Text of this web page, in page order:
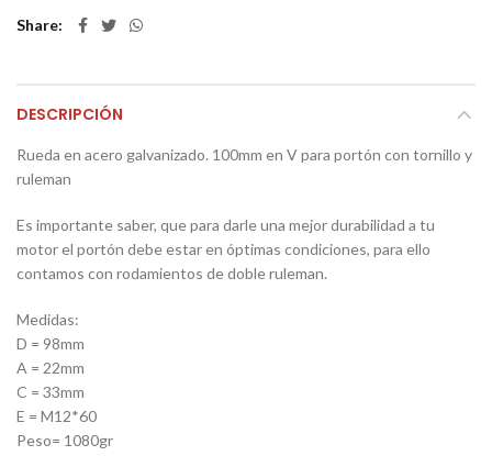
Share
DESCRIPCIÓN
Rueda en acero galvanizado. 100mm en V para portón con tornillo y
ruleman
Es importante saber, que para darle una mejor durabilidad a tu
motor el portón debe estar en óptimas condiciones, para ello
contamos con rodamientos de doble ruleman.
Medidas:
D = 98mm
A = 22mm
C = 33mm
E = M12*60
Peso= 1080gr